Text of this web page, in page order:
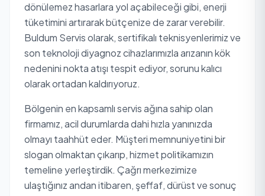
dönülemez hasarlara yol açabileceği gibi, enerji
tüketimini artırarak bütçenize de zarar verebilir.
Buldum Servis olarak, sertifikalı teknisyenlerimiz ve
son teknoloji diyagnoz cihazlarımızla arızanın kök
nedenini nokta atışı tespit ediyor, sorunu kalıcı
olarak ortadan kaldırıyoruz.
Bölgenin en kapsamlı servis ağına sahip olan
firmamız, acil durumlarda dahi hızla yanınızda
olmayı taahhüt eder. Müşteri memnuniyetini bir
slogan olmaktan çıkarıp, hizmet politikamızın
temeline yerleştirdik. Çağrı merkezimize
ulaştığınız andan itibaren, şeffaf, dürüst ve sonuç